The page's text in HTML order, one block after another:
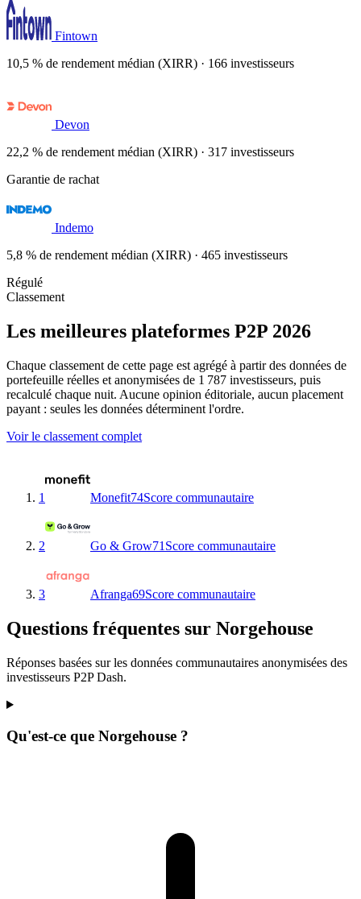
Fintown
10,5 % de rendement médian (XIRR) · 166 investisseurs
Devon
22,2 % de rendement médian (XIRR) · 317 investisseurs
Garantie de rachat
Indemo
5,8 % de rendement médian (XIRR) · 465 investisseurs
Régulé
Classement
Les meilleures plateformes P2P 2026
Chaque classement de cette page est agrégé à partir des données de
portefeuille réelles et anonymisées de 1 787 investisseurs, puis
recalculé chaque nuit. Aucune opinion éditoriale, aucun placement
payant : seules les données déterminent l'ordre.
Voir le classement complet
1 Monefit74Score communautaire
2 Go & Grow71 Score communautaire
3 Afranga69Score communautaire
Questions fréquentes sur Norgehouse
Réponses basées sur les données communautaires anonymisées des
investisseurs P2P Dash.
Qu'est-ce que Norgehouse ?